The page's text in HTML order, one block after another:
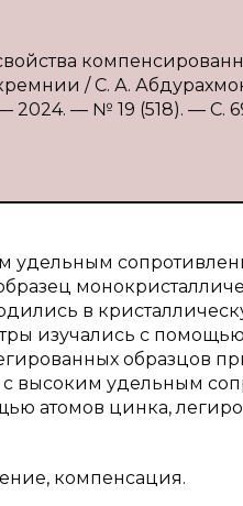
/ С. А.
2024. — № 19 (518). — С.
удельным
в
изучались с
образцов
высоким удельным
атомов цинка,
компенсация.